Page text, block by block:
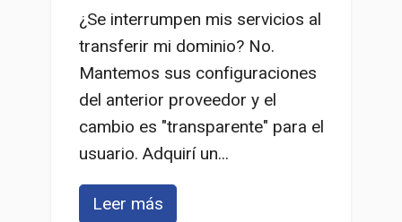
¿Se interrumpen mis servicios al
transferir mi dominio? No.
Mantemos sus configuraciones
del anterior proveedor y el
cambio es "transparente" para el
usuario. Adquirí un...
Leer más